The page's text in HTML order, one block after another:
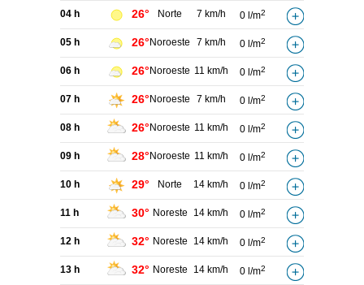
04 h 26° Norte 7 km/h 0 l/m2
05 h 26° Noroeste 7 km/h 0 l/m2
06 h 26° Noroeste 11 km/h 0 l/m2
07 h 26° Noroeste 7 km/h 0 l/m2
08 h 26° Noroeste 11 km/h 0 l/m2
09 h 28° Noroeste 11 km/h 0 l/m2
10 h 29° Norte 14 km/h 0 l/m2
11 h 30° Noreste 14 km/h 0 l/m2
12 h 32° Noreste 14 km/h 0 l/m2
13 h 32° Noreste 14 km/h 0 l/m2